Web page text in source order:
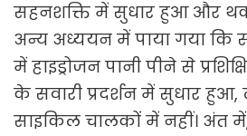
सहनशक्ति में सुधार हुआ और
अन्य अध्ययन में पाया गया कि
में हाइड्रोजन पानी पीने से
के सवारी प्रदर्शन में सुधार हुआ,
साइकिल चालकों में नहीं। अंत